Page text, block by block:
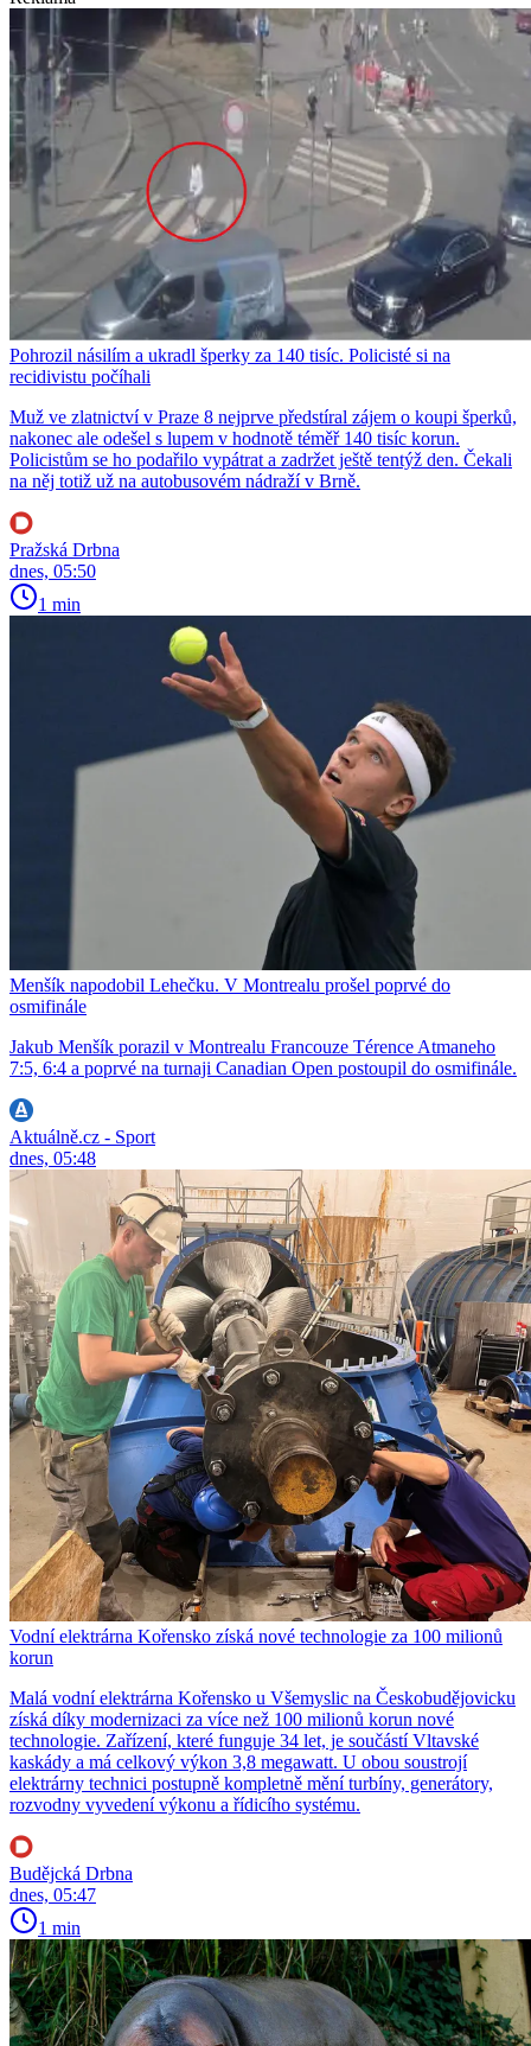
Pohrozil násilím a ukradl šperky za 140 tisíc. Policisté si na
recidivistu počíhali
Muž ve zlatnictví v Praze 8 nejprve předstíral zájem o koupi šperků,
nakonec ale odešel s lupem v hodnotě téměř 140 tisíc korun.
Policistům se ho podařilo vypátrat a zadržet ještě tentýž den. Čekali
na něj totiž už na autobusovém nádraží v Brně.
Pražská Drbna
dnes, 05:50
1 min
Menšík napodobil Lehečku. V Montrealu prošel poprvé do
osmifinále
Jakub Menšík porazil v Montrealu Francouze Térence Atmaneho
7:5, 6:4 a poprvé na turnaji Canadian Open postoupil do osmifinále.
Aktuálně.cz - Sport
dnes, 05:48
Vodní elektrárna Kořensko získá nové technologie za 100 milionů
korun
Malá vodní elektrárna Kořensko u Všemyslic na Českobudějovicku
získá díky modernizaci za více než 100 milionů korun nové
technologie. Zařízení, které funguje 34 let, je součástí Vltavské
kaskády a má celkový výkon 3,8 megawatt. U obou soustrojí
elektrárny technici postupně kompletně mění turbíny, generátory,
rozvodny vyvedení výkonu a řídicího systému.
Budějcká Drbna
dnes, 05:47
1 min